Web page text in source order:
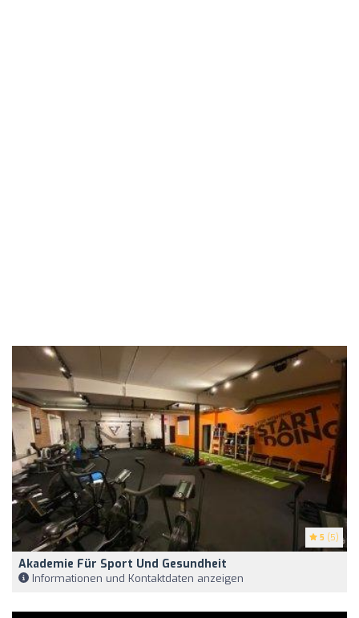
5 (5)
Akademie Für Sport Und Gesundheit
Informationen und Kontaktdaten anzeigen